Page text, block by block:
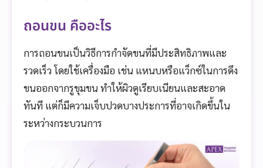
ถอนขน คืออะไร
การถอนขนเป็นวิธีการกำจัดขนที่มีประสิทธิภาพและ
รวดเร็ว โดยใช้เครื่องมือ เช่น แหนบหรือแว็กซ์ในการดึง
ขนออกจากรูขุมขน ทำให้ผิวดูเรียบเนียนและสะอาด
ทันที แต่ก็มีความเจ็บปวดบางประการที่อาจเกิดขึ้นใน
ระหว่างกระบวนการ